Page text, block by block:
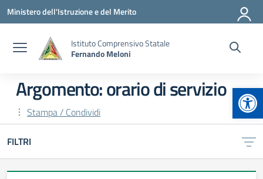
Vai ai contenuti
Vai al menu di navigazione
Vai al footer
Ministero dell'Istruzione e del Merito
Istituto Comprensivo Statale
Fernando Meloni
Argomento: orario di servizio
Stampa / Condividi
FILTRI